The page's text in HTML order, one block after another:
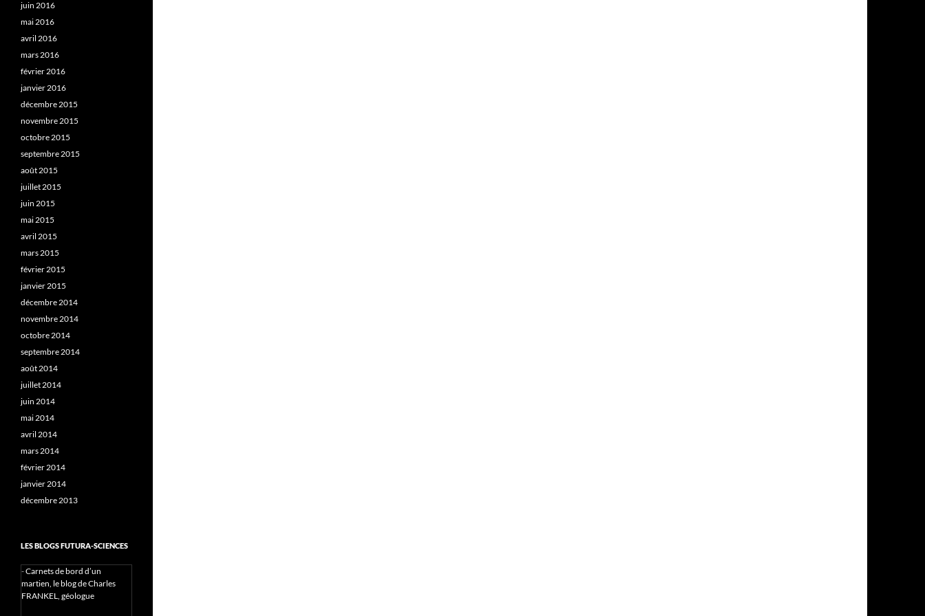
juin 2016
mai 2016
avril 2016
mars 2016
février 2016
janvier 2016
décembre 2015
novembre 2015
octobre 2015
septembre 2015
août 2015
juillet 2015
juin 2015
mai 2015
avril 2015
mars 2015
février 2015
janvier 2015
décembre 2014
novembre 2014
octobre 2014
septembre 2014
août 2014
juillet 2014
juin 2014
mai 2014
avril 2014
mars 2014
février 2014
janvier 2014
décembre 2013
LES BLOGS FUTURA-SCIENCES
-Carnets de bord d’un
martien, le blog de Charles
FRANKEL, géologue